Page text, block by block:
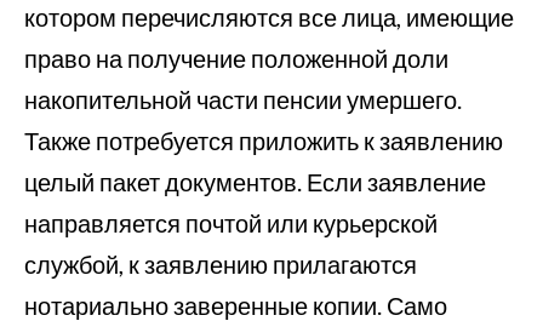
котором перечисляются все лица, имеющие
право на получение положенной доли
накопительной части пенсии умершего.
Также потребуется приложить к заявлению
целый пакет документов. Если заявление
направляется почтой или курьерской
службой, к заявлению прилагаются
нотариально заверенные копии. Само